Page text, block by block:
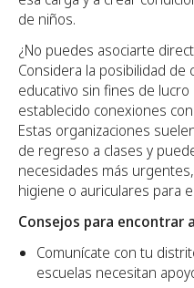
de niños.
¿No puedes asociarte
Considera la posibilidad
educativo sin fines de
establecido conexiones
Estas organizaciones
de regreso a clases y
necesidades más
higiene o auriculares para
Consejos para encontrar
Comunícate con tu
escuelas necesitan